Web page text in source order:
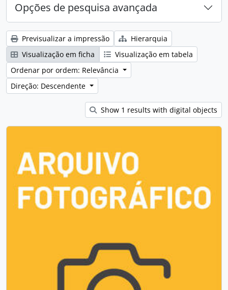
Opções de pesquisa avançada
Previsualizar a impressão
Hierarquia
Visualização em ficha
Visualização em tabela
Ordenar por ordem: Relevância
Direção: Descendente
Show 1 results with digital objects